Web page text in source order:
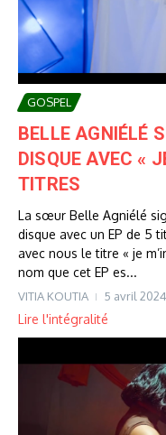
GOSPEL
BELLE AGNIÉLÉ
DISQUE AVEC «
TITRES
La sœur Belle Agniélé
disque avec un EP de 5
avec nous le titre « je
nom que cet EP es...
VITIA KOUTIA 5 avril 2024
Lire l'intégralité